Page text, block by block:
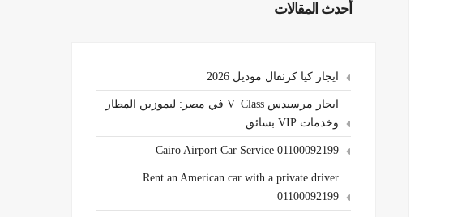
أحدث المقالات
ايجار كيا كرنفال موديل 2026
ايجار مرسيدس V_Class في مصر: ليموزين المطار
وخدمات VIP بسائق
Cairo Airport Car Service 01100092199
Rent an American car with a private driver
01100092199